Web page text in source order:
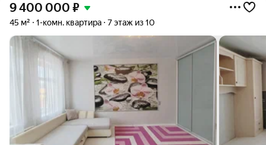
9 400 000 ₽
45 м² 1-комн. квартира 7 этаж из 10